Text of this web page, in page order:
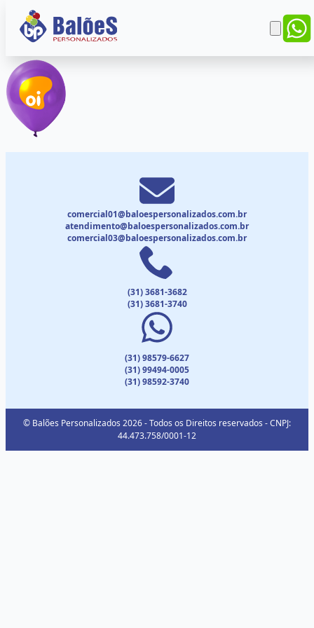
comercial01@baloespersonalizados.com.br
atendimento@baloespersonalizados.com.br
comercial03@baloespersonalizados.com.br
(31) 3681-3682
(31) 3681-3740
(31) 98579-6627
(31) 99494-0005
(31) 98592-3740
© Balões Personalizados 2026 - Todos os Direitos reservados - CNPJ:
44.473.758/0001-12